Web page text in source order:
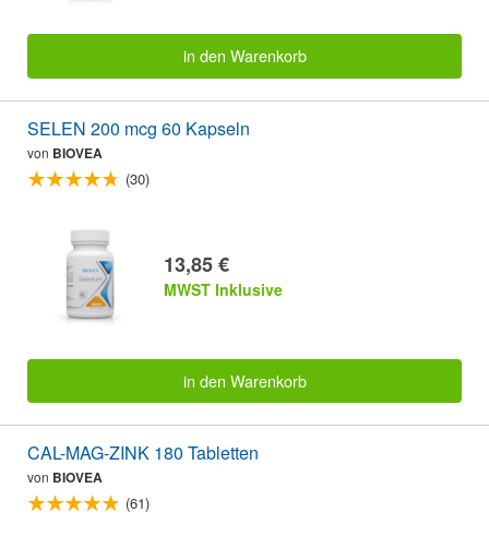
in den Warenkorb
SELEN 200 mcg 60 Kapseln
von BIOVEA
(30)
13,85 €
MWST Inklusive
in den Warenkorb
CAL-MAG-ZINK 180 Tabletten
von BIOVEA
(61)